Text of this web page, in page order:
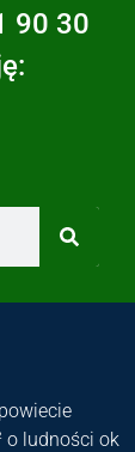
90 30
o ludności ok